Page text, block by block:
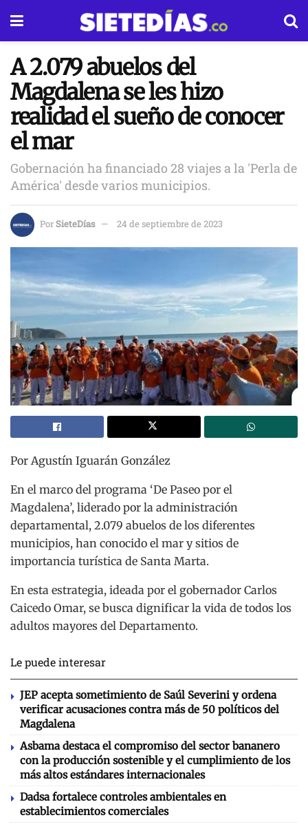
A 2.079 abuelos del
Magdalena se les hizo
realidad el sueño de conocer
el mar
Gobernación ha financiado 28 viajes a la 'Perla de
América' desde varios municipios.
PorSieteDías 24 de septiembre de 2023
Por Agustín Iguarán González
En el marco del programa ‘De Paseo por el
Magdalena’, liderado por la administración
departamental, 2.079 abuelos de los diferentes
municipios, han conocido el mar y sitios de
importancia turística de Santa Marta.
En esta estrategia, ideada por el gobernador Carlos
Caicedo Omar, se busca dignificar la vida de todos los
adultos mayores del Departamento.
Le puede interesar
JEP acepta sometimiento de Saúl Severini y ordena
verificar acusaciones contra más de 50 políticos del
Magdalena
Asbama destaca el compromiso del sector bananero
con la producción sostenible y el cumplimiento de los
más altos estándares internacionales
Dadsa fortalece controles ambientales en
establecimientos comerciales